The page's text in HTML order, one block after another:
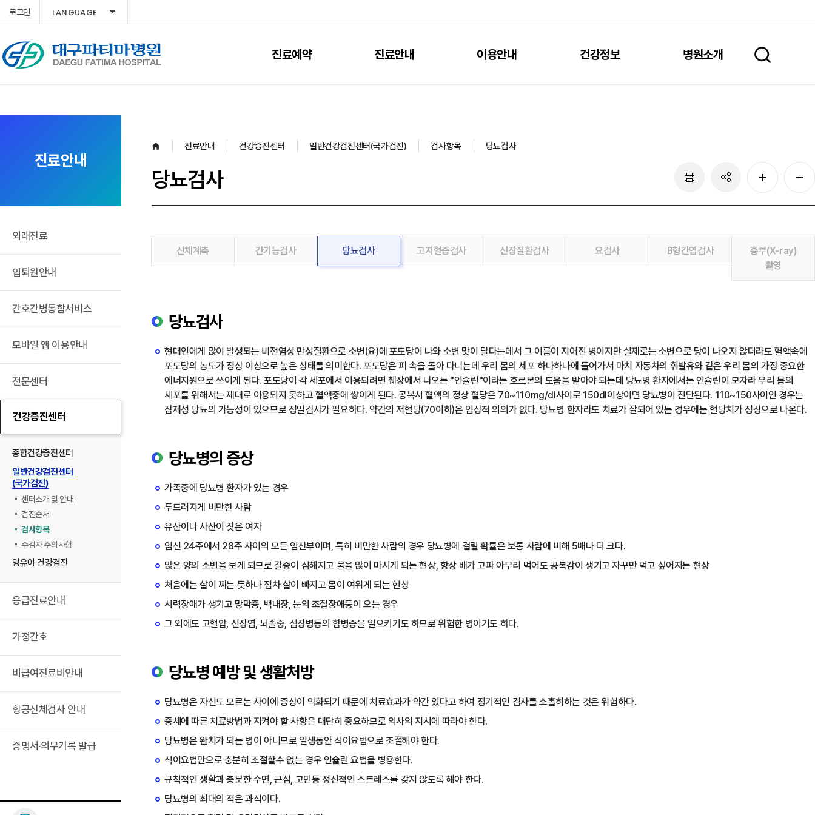
로그인 LANGUAGE
진료예약 진료안내 이용안내 건강정보 병원소개
진료안내
외래진료
입퇴원안내
간호간병통합서비스
모바일 앱 이용안내
전문센터
건강증진센터
종합건강증진센터
일반건강검진센터
(국가검진)
센터소개 및 안내
검진순서
검사항목
수검자 주의사항
영유아 건강검진
응급진료안내
가정간호
비급여진료비안내
항공신체검사 안내
증명서·의무기록 발급
당뇨검사
진료안내 건강증진센터 일반건강검진센터(국가검진) 검사항목 당뇨검사
신체계측 간기능검사 당뇨검사 고지혈증검사 신장질환검사 요검사 B형간염검사
흉부(X-ray)
촬영
당뇨검사
현대인에게 많이 발생되는 비전염성 만성질환으로 소변(요)에 포도당이 나와 소변 맛이 달다는데서 그 이름이 지어진 병이지만 실제로는 소변으로 당이 나오지 않더라도 혈액속에
포도당의 농도가 정상 이상으로 높은 상태를 의미한다. 포도당은 피 속을 돌아 다니는데 우리 몸의 세포 하나하나에 들어가서 마치 자동차의 휘발유와 같은 우리 몸의 가장 중요한
에너지원으로 쓰이게 된다. 포도당이 각 세포에서 이용되려면 췌장에서 나오는 "인슐린"이라는 호르몬의 도움을 받아야 되는데 당뇨병 환자에서는 인슐린이 모자라 우리 몸의
세포를 위해서는 제대로 이용되지 못하고 혈액중에 쌓이게 된다. 공복시 혈액의 정상 혈당은 70~110mg/dl사이로 150dl이상이면 당뇨병이 진단된다. 110~150사이인 경우는
잠재성 당뇨의 가능성이 있으므로 정밀검사가 필요하다. 약간의 저혈당(70이하)은 임상적 의의가 없다. 당뇨병 한자라도 치료가 잘되어 있는 경우에는 혈당치가 정상으로 나온다.
당뇨병의 증상
가족중에 당뇨병 환자가 있는 경우
두드러지게 비만한 사람
유산이나 사산이 잦은 여자
임신 24주에서 28주 사이의 모든 임산부이며, 특히 비만한 사람의 경우 당뇨병에 걸릴 확률은 보통 사람에 비해 5배나 더 크다.
많은 양의 소변을 보게 되므로 갈증이 심해지고 물을 많이 마시게 되는 현상, 항상 배가 고파 아무리 먹어도 공복감이 생기고 자꾸만 먹고 싶어지는 현상
처음에는 살이 찌는 듯하나 점차 살이 빠지고 몸이 여위게 되는 현상
시력장애가 생기고 망막증, 백내장, 눈의 조절장애등이 오는 경우
그 외에도 고혈압, 신장염, 뇌졸중, 심장병등의 합병증을 일으키기도 하므로 위험한 병이기도 하다.
당뇨병 예방 및 생활처방
당뇨병은 자신도 모르는 사이에 증상이 악화되기 때문에 치료효과가 약간 있다고 하여 정기적인 검사를 소홀히하는 것은 위험하다.
증세에 따른 치료방법과 지켜야 할 사항은 대단히 중요하므로 의사의 지시에 따라야 한다.
당뇨병은 완치가 되는 병이 아니므로 일생동안 식이요법으로 조절해야 한다.
식이요법만으로 충분히 조절할수 없는 경우 인슐린 요법을 병용한다.
규칙적인 생활과 충분한 수면, 근심, 고민등 정신적인 스트레스를 갖지 않도록 해야 한다.
당뇨병의 최대의 적은 과식이다.